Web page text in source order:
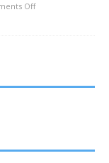
Off